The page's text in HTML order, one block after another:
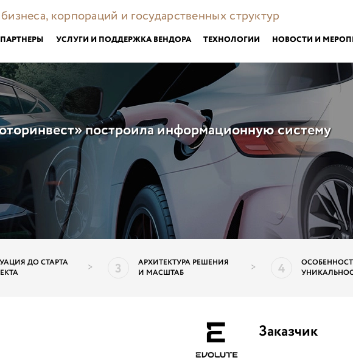
корпораций и государственных структур
ПАРТНЕРЫ УСЛУГИ И ПОДДЕРЖКА ВЕНДОРА ТЕХНОЛОГИИ НОВОСТИ И
построила информационную систему
ДО СТАРТА
> 3
АРХИТЕКТУРА РЕШЕНИЯ
И МАСШТАБ
> 4
Заказчик